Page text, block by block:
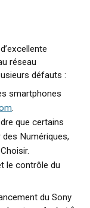
réseau
défauts :
smartphones
.
que certains
Numériques,
le contrôle du
du Sony